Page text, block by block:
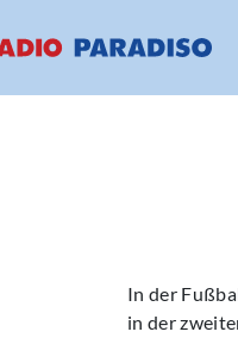
In der
in der